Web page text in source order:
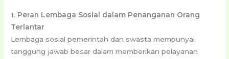
1. Peran Lembaga Sosial dalam Penanganan Orang
Terlantar
Lembaga sosial pemerintah dan swasta mempunyai
tanggung jawab besar dalam memberikan pelayanan